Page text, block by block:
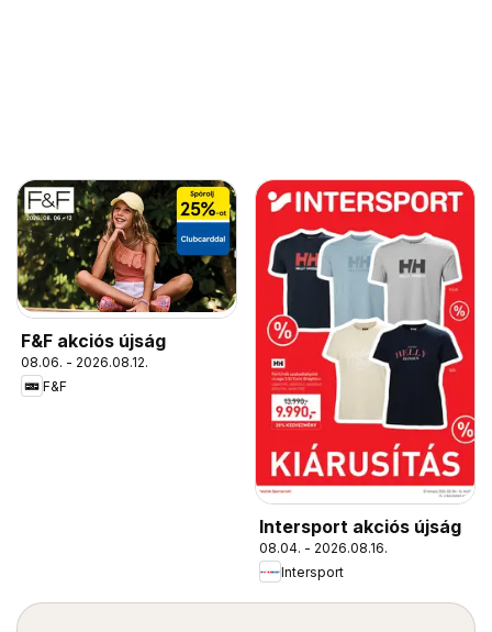
F&F akciós újság
08.06. - 2026.08.12.
F&F
Intersport akciós újság
08.04. - 2026.08.16.
Intersport